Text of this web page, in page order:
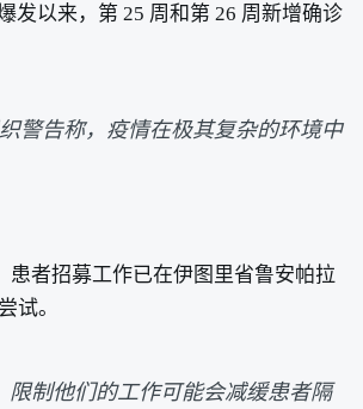
发以来，第 25 周和第 26 周新增确诊
警告称，疫情在极其复杂的环境中
患者招募工作已在伊图里省鲁安帕拉
试。
制他们的工作可能会减缓患者隔